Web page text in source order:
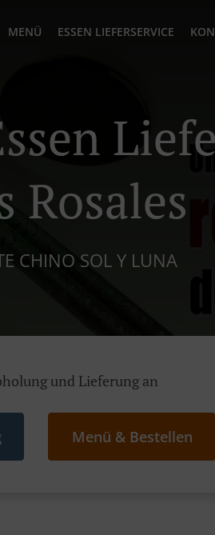
MENÜ ESSEN LIEFERSERVICE
Rosales
CHINO SOL Y LUNA
und Lieferung an
Menü & Bestellen